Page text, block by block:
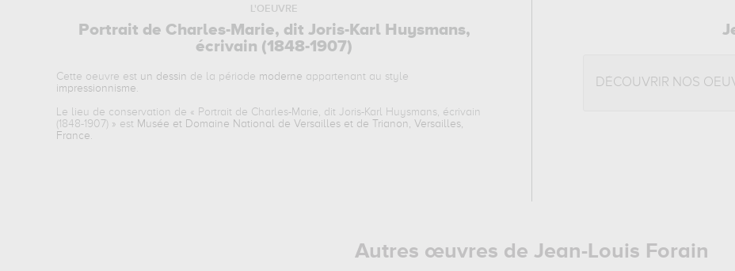
L'OEUVRE
Portrait de Charles-Marie, dit Joris-Karl Huysmans,
écrivain (1848-1907)
Cette oeuvre est un dessin de la période moderne appartenant au style
impressionnisme.
Le lieu de conservation de « Portrait de Charles-Marie, dit Joris-Karl Huysmans, écrivain
(1848-1907)
» est Musée et Domaine National de Versailles et de Trianon, Versailles,
France.
DÉCOUVRIR NOS
Autres œuvres de Jean-Louis Forain